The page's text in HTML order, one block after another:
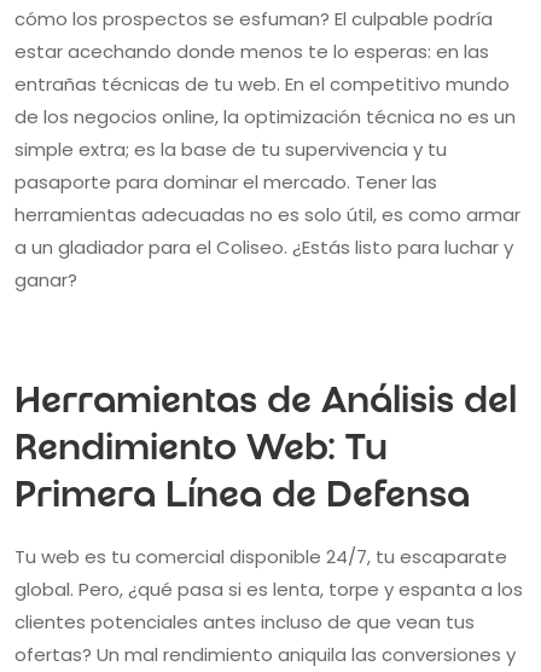
cómo los prospectos se esfuman? El culpable podría
estar acechando donde menos te lo esperas: en las
entrañas técnicas de tu web. En el competitivo mundo
de los negocios online, la optimización técnica no es un
simple extra; es la base de tu supervivencia y tu
pasaporte para dominar el mercado. Tener las
herramientas adecuadas no es solo útil, es como armar
a un gladiador para el Coliseo. ¿Estás listo para luchar y
ganar?
Herramientas de Análisis del
Rendimiento Web: Tu
Primera Línea de Defensa
Tu web es tu comercial disponible 24/7, tu escaparate
global. Pero, ¿qué pasa si es lenta, torpe y espanta a los
clientes potenciales antes incluso de que vean tus
ofertas? Un mal rendimiento aniquila las conversiones y